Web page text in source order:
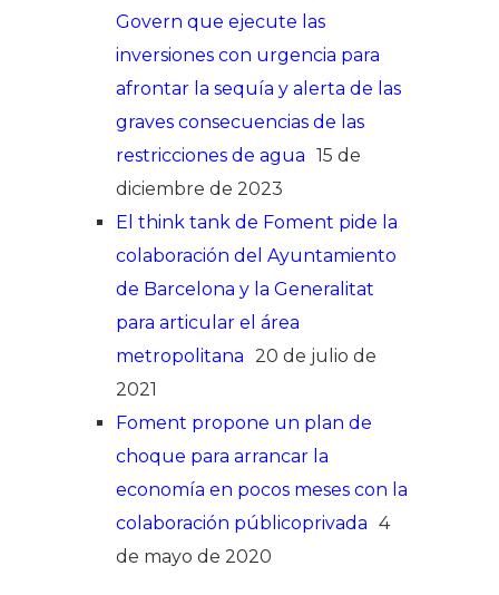
Govern que ejecute las
inversiones con urgencia para
afrontar la sequía y alerta de las
graves consecuencias de las
restricciones de agua 15 de
diciembre de 2023
El think tank de Foment pide la
colaboración del Ayuntamiento
de Barcelona y la Generalitat
para articular el área
metropolitana 20 de julio de
2021
Foment propone un plan de
choque para arrancar la
economía en pocos meses con la
colaboración públicoprivada 4
de mayo de 2020